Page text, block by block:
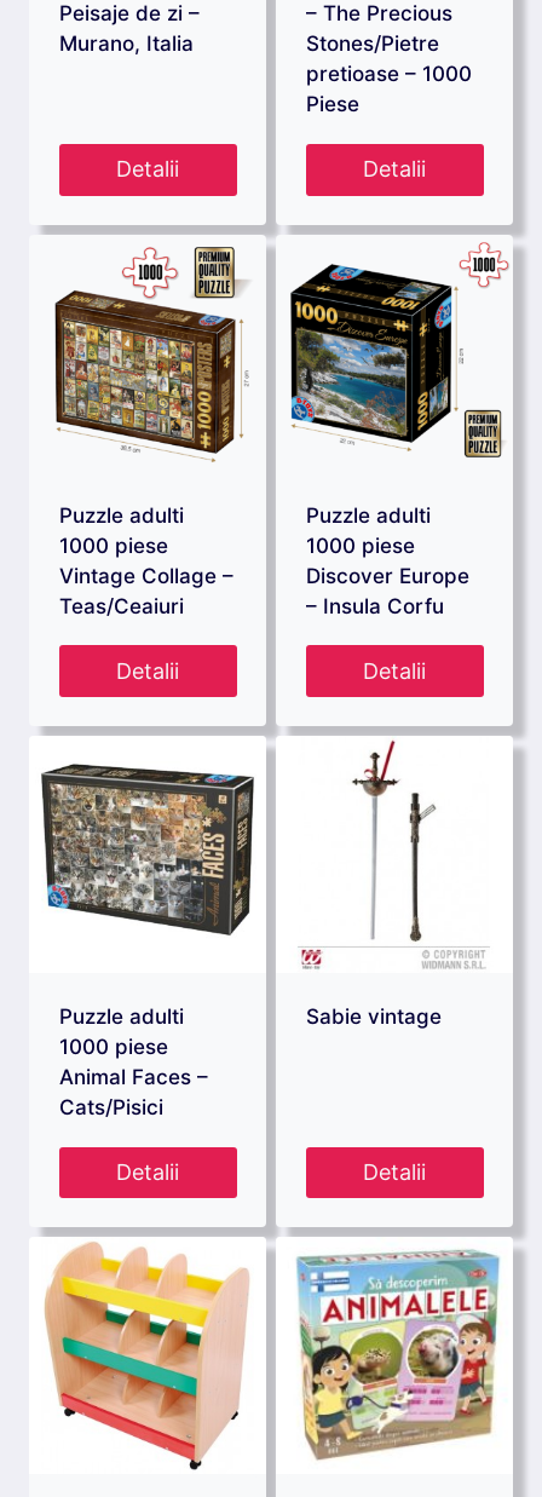
Peisaje de zi –
Murano, Italia
Detalii
– The Precious
Stones/Pietre
pretioase – 1000
Piese
Detalii
Puzzle adulti
1000 piese
Vintage Collage –
Teas/Ceaiuri
Detalii
Puzzle adulti
1000 piese
Discover Europe
– Insula Corfu
Detalii
Puzzle adulti
1000 piese
Animal Faces –
Cats/Pisici
Detalii
Sabie vintage
Detalii